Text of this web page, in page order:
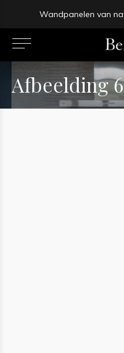
Wandpanelen van
Afbeelding 6